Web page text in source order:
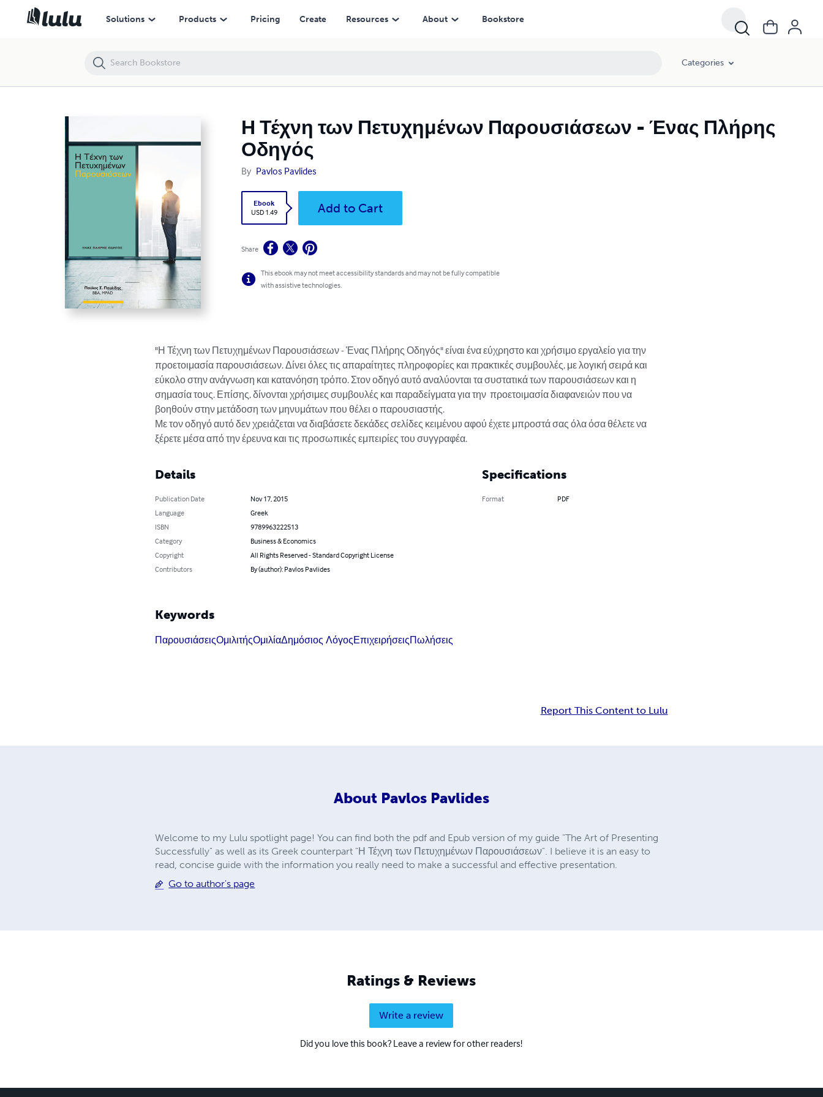
Solutions Products Pricing Create Resources About Bookstore
Categories
Η Τέχνη των Πετυχημένων Παρουσιάσεων - Ένας Πλήρης
Οδηγός
By Pavlos Pavlides
Ebook
USD 1.49
Add to Cart
Share
This ebook may not meet accessibility standards and may not be fully compatible
with assistive technologies.
"Η Τέχνη των Πετυχημένων Παρουσιάσεων - Ένας Πλήρης Οδηγός" είναι ένα εύχρηστο και χρήσιμο εργαλείο για την
προετοιμασία παρουσιάσεων. Δίνει όλες τις απαραίτητες πληροφορίες και πρακτικές συμβουλές, με λογική σειρά και
εύκολο στην ανάγνωση και κατανόηση τρόπο. Στον οδηγό αυτό αναλύονται τα συστατικά των παρουσιάσεων και η
σημασία τους. Επίσης, δίνονται χρήσιμες συμβουλές και παραδείγματα για την  προετοιμασία διαφανειών που να
βοηθούν στην μετάδοση των μηνυμάτων που θέλει ο παρουσιαστής.
Με τον οδηγό αυτό δεν χρειάζεται να διαβάσετε δεκάδες σελίδες κειμένου αφού έχετε μπροστά σας όλα όσα θέλετε να
ξέρετε μέσα από την έρευνα και τις προσωπικές εμπειρίες του συγγραφέα.
Details
Publication Date
Nov 17, 2015
Language
Greek
ISBN
9789963222513
Category
Business & Economics
Copyright
All Rights Reserved - Standard Copyright License
Contributors
By (author): Pavlos Pavlides
Specifications
Format PDF
Keywords
ΠαρουσιάσειςΟμιλιτήςΟμιλίαΔημόσιος ΛόγοςΕπιχειρήσειςΠωλήσεις
Report This Content to Lulu
About Pavlos Pavlides
Welcome to my Lulu spotlight page! You can find both the pdf and Epub version of my guide "The Art of Presenting
Successfully" as well as its Greek counterpart "Η Τέχνη των Πετυχημένων Παρουσιάσεων". I believe it is an easy to
read, concise guide with the information you really need to make a successful and effective presentation.
Go to author's page
Ratings & Reviews
Write a review
Did you love this book? Leave a review for other readers!
Η Τέχνη των Πετυχημένων Παρουσιάσεων - Ένας Πλήρης Οδηγός